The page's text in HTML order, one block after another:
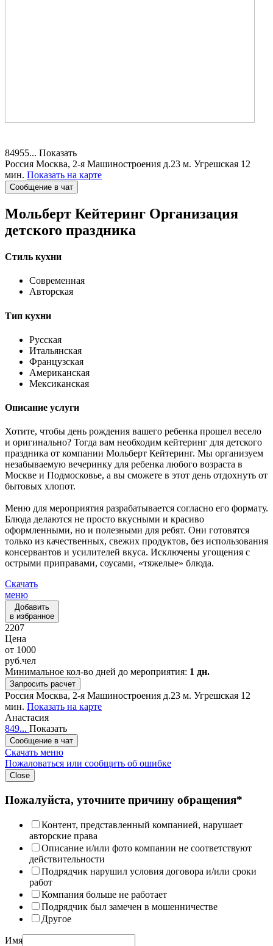
84955... Показать
Россия Москва, 2-я Машиностроения д.23 м. Угрешская 12
мин. Показать на карте
Сообщение в чат
Мольберт Кейтеринг Организация
детского праздника
Стиль кухни
Современная
Авторская
Тип кухни
Русская
Итальянская
Французская
Американская
Мексиканская
Описание услуги
Хотите, чтобы день рождения вашего ребенка прошел весело
и оригинально? Тогда вам необходим кейтеринг для детского
праздника от компании Мольберт Кейтеринг. Мы организуем
незабываемую вечеринку для ребенка любого возраста в
Москве и Подмосковье, а вы сможете в этот день отдохнуть от
бытовых хлопот.
Меню для мероприятия разрабатывается согласно его формату.
Блюда делаются не просто вкусными и красиво
оформленными, но и полезными для ребят. Они готовятся
только из качественных, свежих продуктов, без использования
консервантов и усилителей вкуса. Исключены угощения с
острыми приправами, соусами, «тяжелые» блюда.
Скачать
меню
Добавить
в избранное
2207
Цена
от 1000
руб.чел
Минимальное кол-во дней до мероприятия: 1 дн.
Запросить расчет
Россия Москва, 2-я Машиностроения д.23 м. Угрешская 12
мин. Показать на карте
Анастасия
849... Показать
Сообщение в чат
Скачать меню
Пожаловаться или сообщить об ошибке
Close
Пожалуйста, уточните причину обращения*
Контент, представленный компанией, нарушает
авторские права
Описание и/или фото компании не соответствуют
действительности
Подрядчик нарушил условия договора и/или сроки
работ
Компания больше не работает
Подрядчик был замечен в мошенничестве
Другое
Имя